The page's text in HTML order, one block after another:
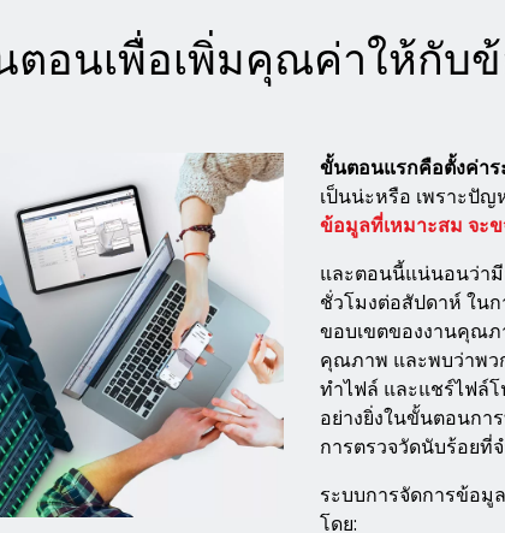
ตอนเพื่อเพิ่มคุณค่าให้กับ
ขั้นตอนแรกคือตั้งค่า
เป็นน่ะหรือ เพราะปั
ข้อมูลที่เหมาะสม จะ
และตอนนี้แน่นอนว่ามี
ชั่วโมงต่อสัปดาห์ ใน
ขอบเขตของงานคุณภ
คุณภาพ และพบว่าพว
ทำไฟล์ และแชร์ไฟล์โ
อย่างยิ่งในขั้นตอนกา
การตรวจวัดนับร้อยที่
ระบบการจัดการข้อมู
โดย: